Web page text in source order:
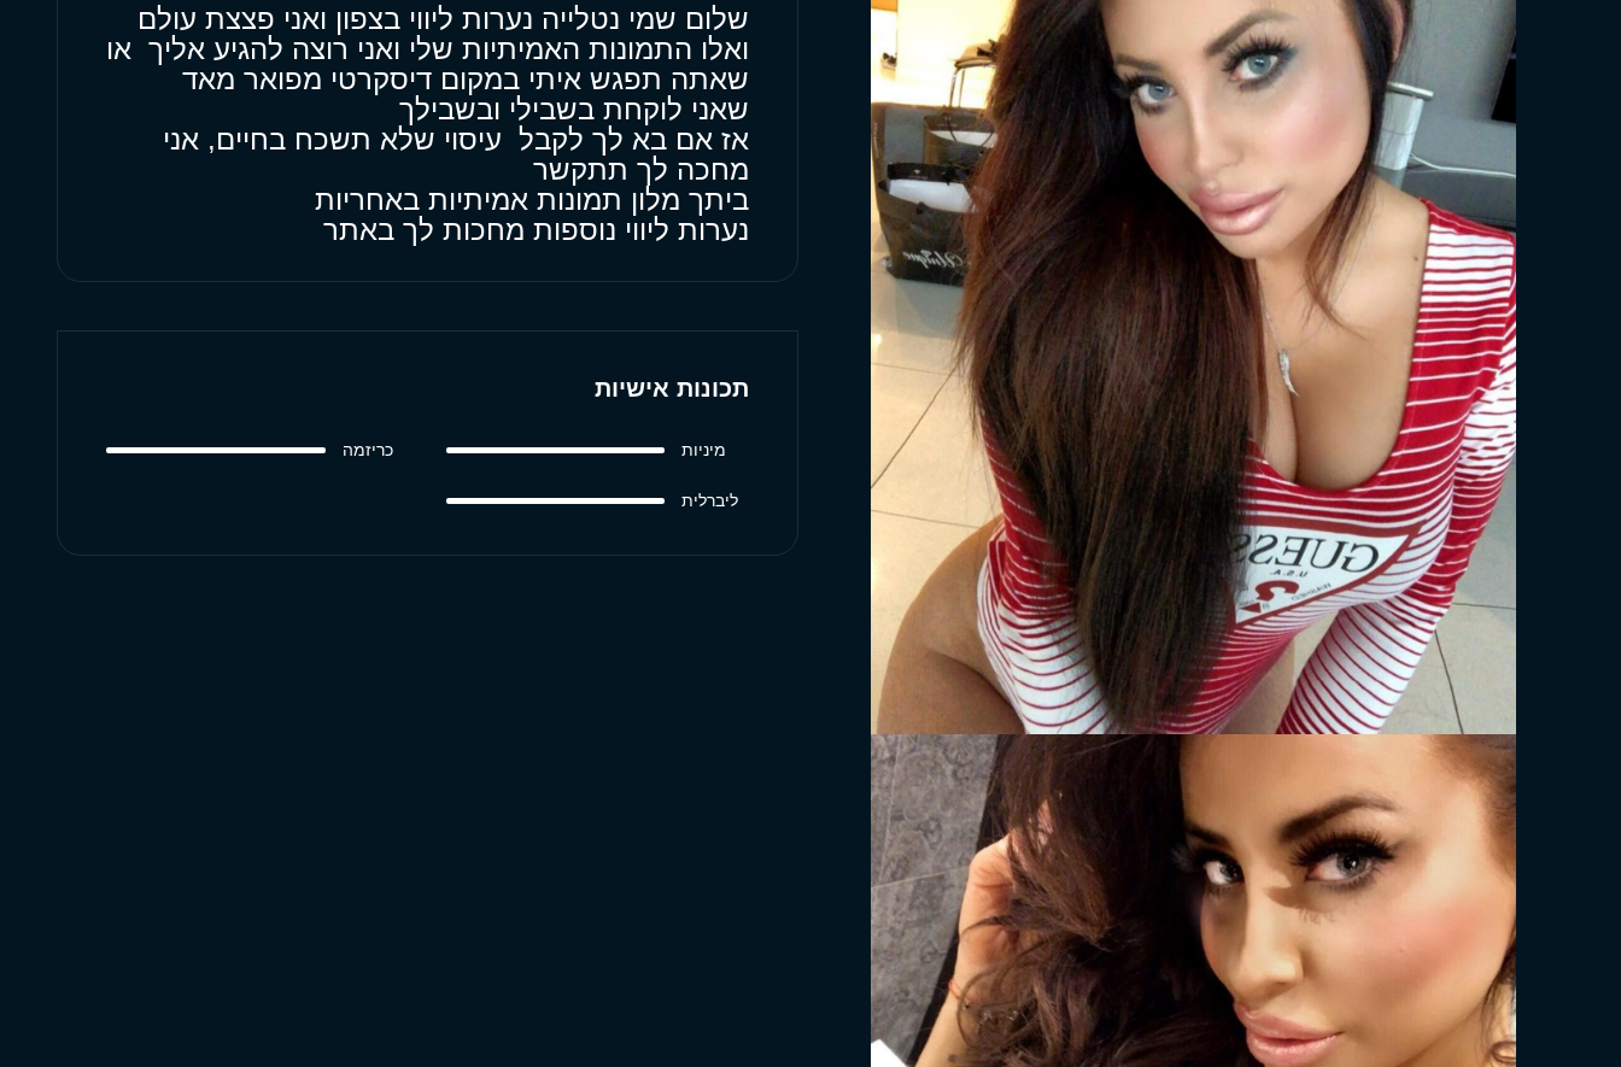
שלום שמי נטלייה נערות ליווי בצפון ואני פצצת עולם
ואלו התמונות האמיתיות שלי ואני רוצה להגיע אליך או
שאתה תפגש איתי במקום דיסקרטי מפואר מאד
שאני לוקחת בשבילי ובשבילך
אז אם בא לך לקבל עיסוי שלא תשכח בחיים, אני
מחכה לך תתקשר
ביתך מלון תמונות אמיתיות באחריות
נערות ליווי נוספות מחכות לך באתר
תכונות אישיות
מיניות כריזמה
ליברלית